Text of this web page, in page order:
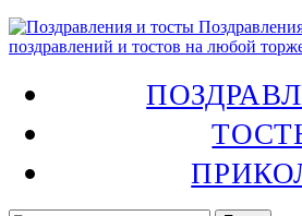
поздравлений и тостов на любой